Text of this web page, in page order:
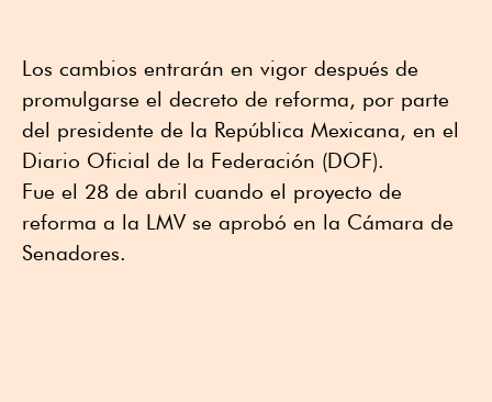
Los cambios entrarán en vigor después de
promulgarse el decreto de reforma, por parte
del presidente de la República Mexicana, en el
Diario Oficial de la Federación (DOF).
Fue el 28 de abril cuando el proyecto de
reforma a la LMV se aprobó en la Cámara de
Senadores.